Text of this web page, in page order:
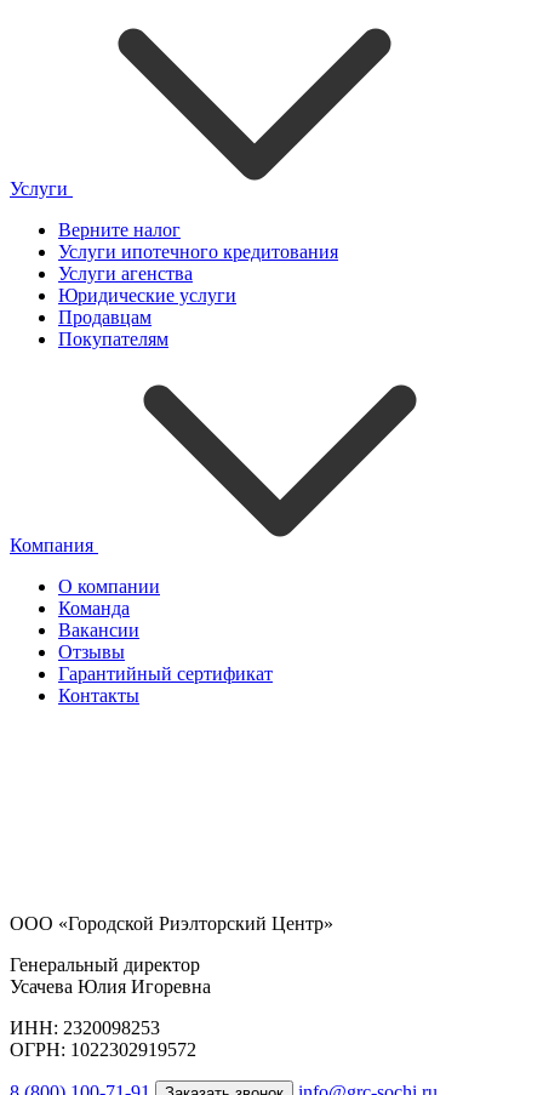
Услуги
Верните налог
Услуги ипотечного кредитования
Услуги агенства
Юридические услуги
Продавцам
Покупателям
Компания
О компании
Команда
Вакансии
Отзывы
Гарантийный сертификат
Контакты
ООО «Городской Риэлторский Центр»
Генеральный директор
Усачева Юлия Игоревна
ИНН: 2320098253
ОГРН: 1022302919572